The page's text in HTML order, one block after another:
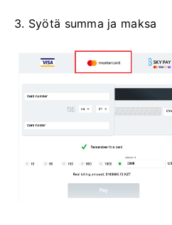
3. Syötä summa ja maksa